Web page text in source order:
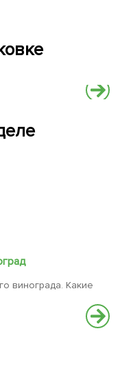
винограда. Какие